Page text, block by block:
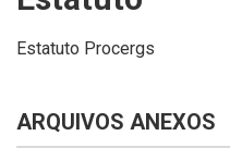
Estatuto Procergs
ARQUIVOS ANEXOS